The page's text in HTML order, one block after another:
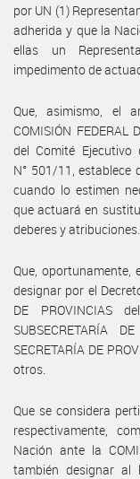
por UN (1)
adherida y que la
ellas un
impedimento de
Que, asimismo, el
COMISIÓN
del Comité Ejecutivo
N° 501/11, establece
cuando lo estimen
que actuará en
deberes y atribuciones.
Que, oportunamente,
designar por el
DE PROVINCIAS
SUBSECRETARÍA
SECRETARÍA DE
otros.
Que se considera
respectivamente,
Nación ante la
también designar al